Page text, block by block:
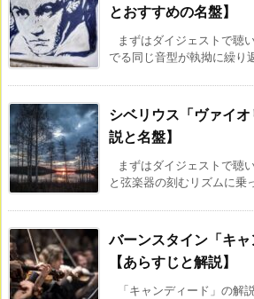
とおすすめの名盤】
まずはダイジェストで聴
でる同じ音型が執拗に繰り
シベリウス「ヴァイ
説と名盤】
まずはダイジェストで聴
と弦楽器の刻むリズムに乗
バーンスタイン「キャ
【あらすじと解説】
「キャンディード」の解